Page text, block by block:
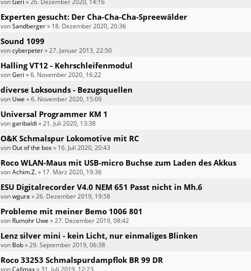
vonGeri »26. Dezember 2020, 14:16
Experten gesucht: Der Cha-Cha-Cha-Spreewälder
vonSandberger» 18. Dezember 2020, 20:36
Sound 1099
voncyberpeter»27. Januar 2013, 22:50
Halling VT12 - Kehrschleifenmodul
vonGeri »6. November 2020, 16:22
diverse Loksounds - Bezugsquellen
von Uwe »6. November 2020, 15:09
Universal Programmer KM 1
vongaribaldi »21. Juli 2020, 13:38
O&K Schmalspur Lokomotive mit RC
vonOut of the box» 16. Juli 2020, 20:43
Roco WLAN-Maus mit USB-micro Buchse zum Laden des Akkus
vonAchim.Z.» 17. März 2020, 19:36
ESU Digitalrecorder V4.0 NEM 651 Passt nicht in Mh.6
vonwgura »26. Dezember 2019, 19:58
Probleme mit meiner Bemo 1006 801
von Rumohr Uwe »27. Dezember 2019, 08:42
Lenz silver mini - kein Licht, nur einmaliges Blinken
von Bob»29. September 2019, 06:38
Roco 33253 Schmalspurdampflok BR 99 DR